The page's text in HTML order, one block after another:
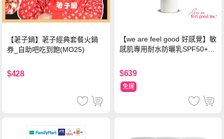
【荖子鍋】荖子經典套餐火鍋
券_自助吧吃到飽(MO25)
$428
【we are feel good 好感覺】敏
感肌專用耐水防曬乳SPF50+ 7
$639
免運